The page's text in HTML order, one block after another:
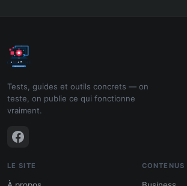
Tests, guides et outils concrets — on
teste, on publie ce qui fonctionne
vraiment.
LE SITE CONTENUS